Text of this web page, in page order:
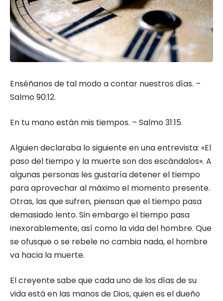
Enséñanos de tal modo a contar nuestros días. –
Salmo 90:12.
En tu mano están mis tiempos. – Salmo 31:15.
Alguien declaraba lo siguiente en una entrevista: «El
paso del tiempo y la muerte son dos escándalos». A
algunas personas les gustaría detener el tiempo
para aprovechar al máximo el momento presente.
Otras, las que sufren, piensan que el tiempo pasa
demasiado lento. Sin embargo el tiempo pasa
inexorablemente, así como la vida del hombre. Que
se ofusque o se rebele no cambia nada, el hombre
va hacia la muerte.
El creyente sabe que cada uno de los días de su
vida está en las manos de Dios, quien es el dueño